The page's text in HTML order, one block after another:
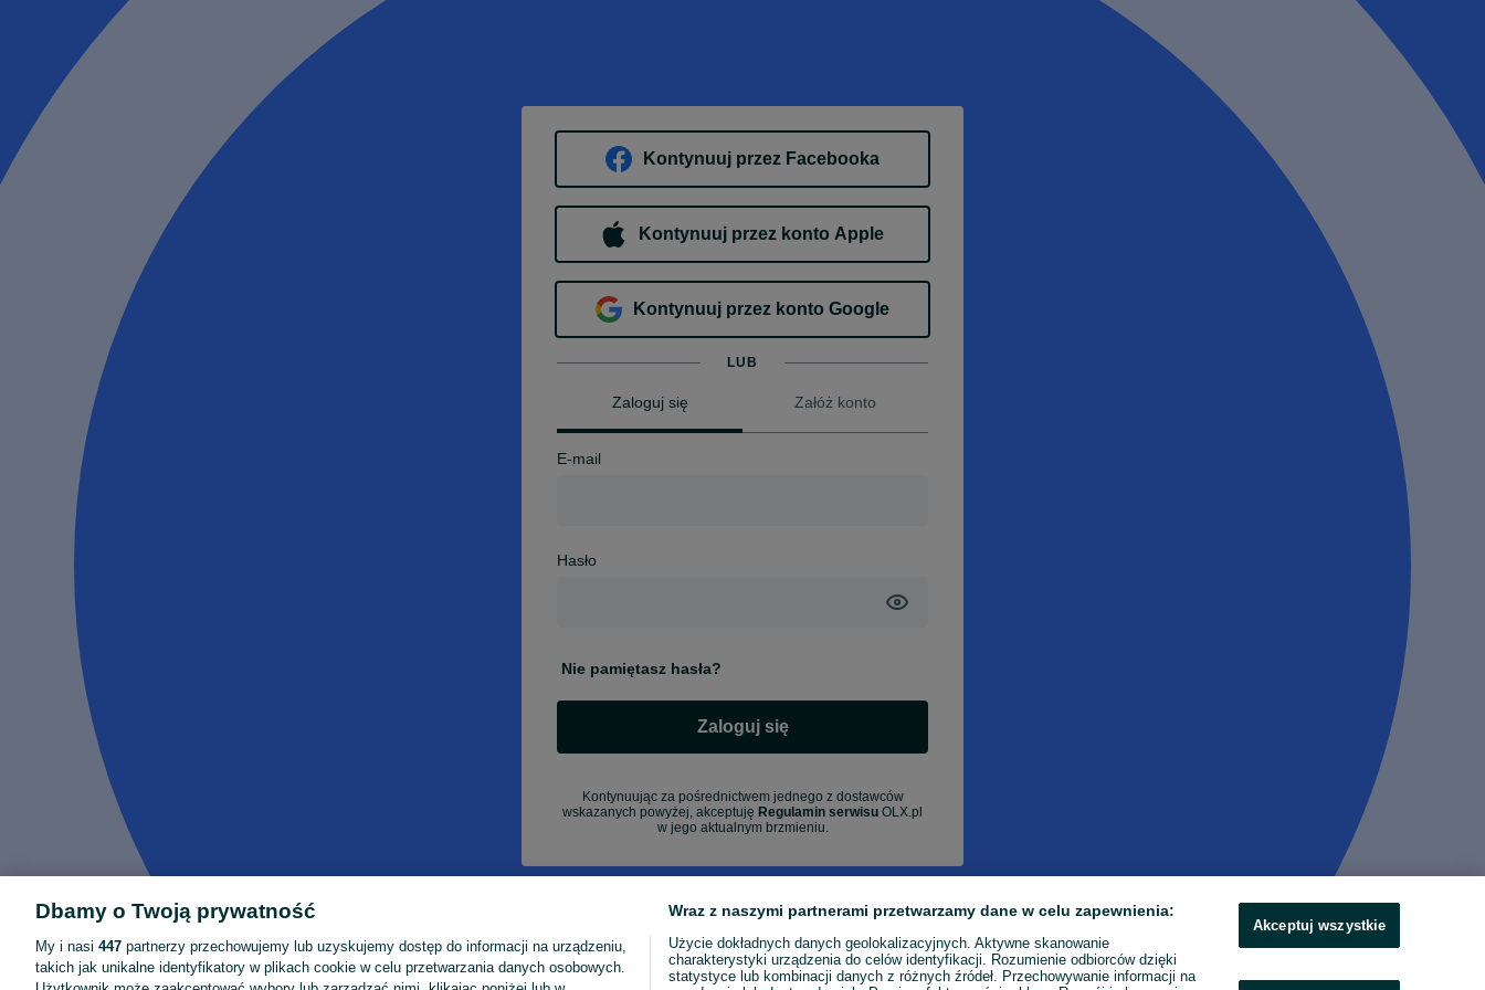
Kontynuuj przez Facebooka
Kontynuuj przez konto Apple
Kontynuuj przez konto Google
LUB
Zaloguj się Załóż konto
E-mail
Hasło
Nie pamiętasz hasła?
Zaloguj się
Kontynuując za pośrednictwem jednego z dostawców
wskazanych powyżej, akceptuję Regulamin serwisu OLX.pl
w jego aktualnym brzmieniu.
Dbamy o Twoją prywatność
My i nasi 447 partnerzy przechowujemy lub uzyskujemy dostęp do informacji na urządzeniu,
takich jak unikalne identyfikatory w plikach cookie w celu przetwarzania danych osobowych.
Wraz z naszymi partnerami przetwarzamy dane w celu zapewnienia:
Użycie dokładnych danych geolokalizacyjnych. Aktywne skanowanie
charakterystyki urządzenia do celów identyfikacji. Rozumienie odbiorców dzięki
statystyce lub kombinacji danych z różnych źródeł. Przechowywanie informacji na
Akceptuj wszystkie